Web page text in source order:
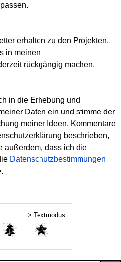
erhalten zu den Projekten,
in meinen
rückgängig machen.
in die Erhebung und
Daten ein und stimme der
meiner Ideen, Kommentare
beschrieben,
außerdem, dass ich die
Datenschutzbestimmungen
> Textmodus